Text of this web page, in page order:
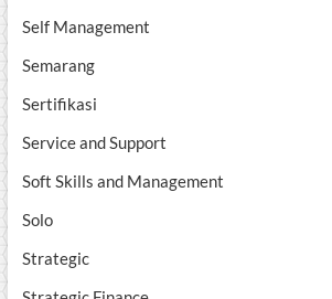
Self Management
Semarang
Sertifikasi
Service and Support
Soft Skills and Management
Solo
Strategic